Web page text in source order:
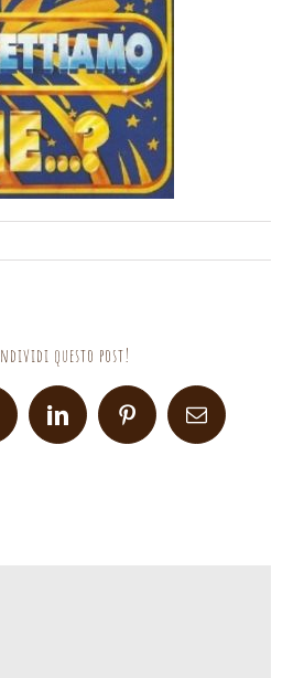
questo post!
LinkedInPinterestEmail